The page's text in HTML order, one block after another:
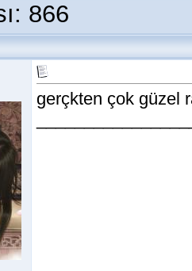
866
gerçkten çok güzel